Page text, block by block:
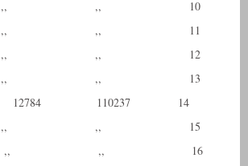
,, ,, 10
,, ,, 11
,, ,, 12
,, ,, 13
12784 110237 14
,, ,, 15
,, ,, 16